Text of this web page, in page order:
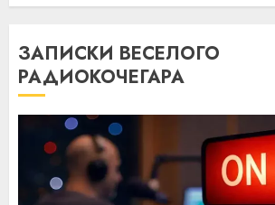
ЗАПИСКИ ВЕСЕЛОГО
РАДИОКОЧЕГАРА